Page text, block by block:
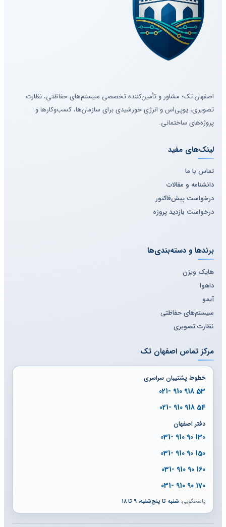
اصفهان تک؛ مشاور و تأمین‌کننده تخصصی سیستم‌های حفاظتی، نظارت
تصویری، یوپی‌اس و انرژی خورشیدی برای سازمان‌ها، کسب‌وکارها و
پروژه‌های ساختمانی.
لینک‌های مفید
تماس با ما
دانشنامه و مقالات
درخواست پیش‌فاکتور
درخواست بازدید پروژه
برندها و دسته‌بندی‌ها
هایک ویژن
داهوا
آیمو
سیستم‌های حفاظتی
نظارت تصویری
مرکز تماس اصفهان تک
خطوط پشتیبان سراسری
53 918 910 -021
54 918 910 -021
دفتر اصفهان
130 90 910 -031
150 90 910 -031
160 90 910 -031
170 90 910 -031
پاسخگویی: شنبه تا پنج‌شنبه، ۹ تا ۱۸